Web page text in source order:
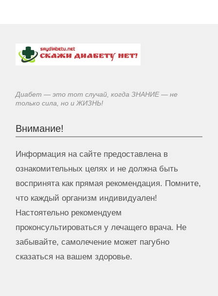
Диабет — это тот случай, когда ЗНАНИЕ — не
только сила, но и ЖИЗНЬ!
Внимание!
Информация на сайте предоставлена в
ознакомительных целях и не должна быть
воспринята как прямая рекомендация. Помните,
что каждый организм индивидуален!
Настоятельно рекомендуем
проконсультироваться у лечащего врача. Не
забывайте, самолечение может пагубно
сказаться на вашем здоровье.